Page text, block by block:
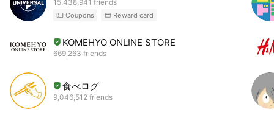
15,438,941 friends
Coupons Reward card
KOMEHYO ONLINE STORE
669,263 friends
食べログ
9,046,512 friends